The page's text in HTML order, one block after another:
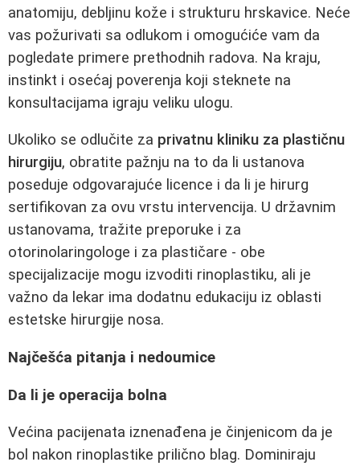
anatomiju, debljinu kože i strukturu hrskavice. Neće
vas požurivati sa odlukom i omogućiće vam da
pogledate primere prethodnih radova. Na kraju,
instinkt i osećaj poverenja koji steknete na
konsultacijama igraju veliku ulogu.
Ukoliko se odlučite za privatnu kliniku za plastičnu
hirurgiju, obratite pažnju na to da li ustanova
poseduje odgovarajuće licence i da li je hirurg
sertifikovan za ovu vrstu intervencija. U državnim
ustanovama, tražite preporuke i za
otorinolaringologe i za plastičare - obe
specijalizacije mogu izvoditi rinoplastiku, ali je
važno da lekar ima dodatnu edukaciju iz oblasti
estetske hirurgije nosa.
Najčešća pitanja i nedoumice
Da li je operacija bolna
Većina pacijenata iznenađena je činjenicom da je
bol nakon rinoplastike prilično blag. Dominiraju